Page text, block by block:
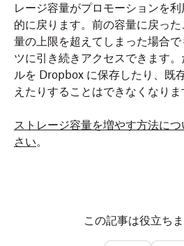
レージ容量がプロモーションを
的に戻ります。前の容量に戻っ
量の上限を超えてしまった場合
ツに引き続きアクセスできます
ルを Dropbox に保存したり、既
えたりすることはできなくなりま
ストレージ容量を増やす方法に
さい。
この記事は役立ち